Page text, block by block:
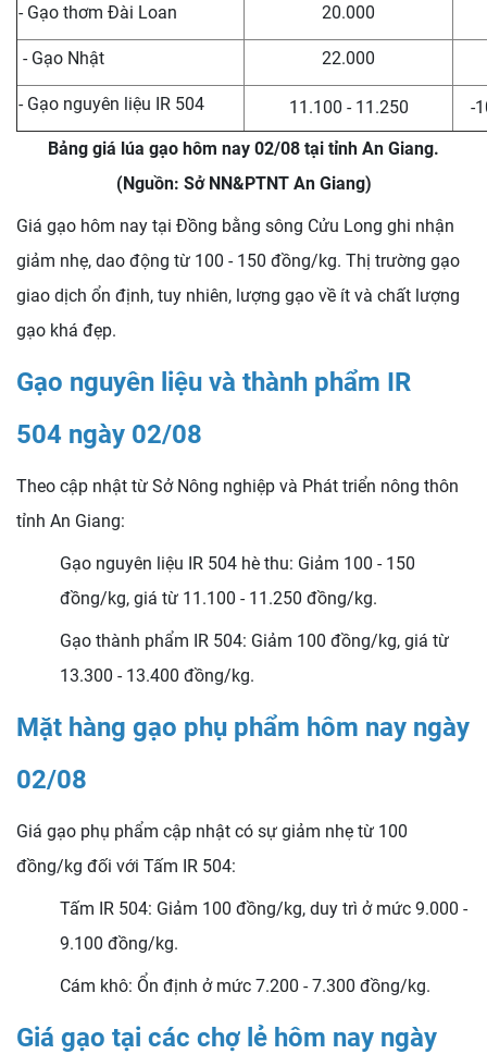
- Gạo thơm Đài Loan 20.000
- Gạo Nhật 22.000
- Gạo nguyên liệu IR 504 11.100 - 11.250
-
Bảng giá lúa gạo hôm nay 02/08 tại tỉnh An Giang.
(Nguồn: Sở NN&PTNT An Giang)
Giá gạo hôm nay tại Đồng bằng sông Cửu Long ghi nhận
giảm nhẹ, dao động từ 100 - 150 đồng/kg. Thị trường gạo
giao dịch ổn định, tuy nhiên, lượng gạo về ít và chất lượng
gạo khá đẹp.
Gạo nguyên liệu và thành phẩm IR
504 ngày 02/08
Theo cập nhật từ Sở Nông nghiệp và Phát triển nông thôn
tỉnh An Giang:
Gạo nguyên liệu IR 504 hè thu: Giảm 100 - 150
đồng/kg, giá từ 11.100 - 11.250 đồng/kg.
Gạo thành phẩm IR 504: Giảm 100 đồng/kg, giá từ
13.300 - 13.400 đồng/kg.
Mặt hàng gạo phụ phẩm hôm nay ngày
02/08
Giá gạo phụ phẩm cập nhật có sự giảm nhẹ từ 100
đồng/kg đối với Tấm IR 504:
Tấm IR 504: Giảm 100 đồng/kg, duy trì ở mức 9.000 -
9.100 đồng/kg.
Cám khô: Ổn định ở mức 7.200 - 7.300 đồng/kg.
Giá gạo tại các chợ lẻ hôm nay ngày